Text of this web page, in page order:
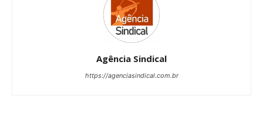
Agência Sindical
https://agenciasindical.com.br